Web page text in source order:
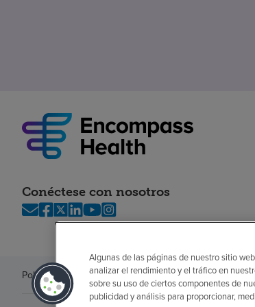
Conéctese con nosotros
Política de privacidadLegalSin sorpresas Accesibilidad
Algunas de las páginas de nuestro sitio
analizar el rendimiento y el tráfico en
sobre su uso de ciertos componentes de
publicidad y análisis para proporcionar,